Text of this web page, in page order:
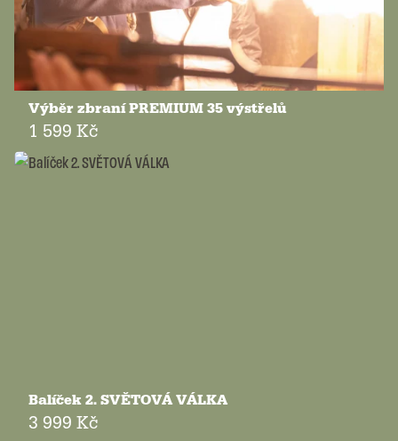
Výběr zbraní PREMIUM 35 výstřelů
1 599 Kč
Balíček 2. SVĚTOVÁ VÁLKA
3 999 Kč